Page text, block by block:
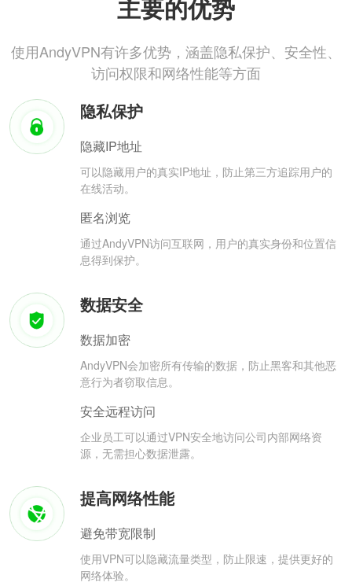
主要的优势
使用AndyVPN有许多优势，涵盖隐私保护、安全性、
访问权限和网络性能等方面
隐私保护
隐藏IP地址
可以隐藏用户的真实IP地址，防止第三方追踪用户的
在线活动。
匿名浏览
通过AndyVPN访问互联网，用户的真实身份和位置信
息得到保护。
数据安全
数据加密
AndyVPN会加密所有传输的数据，防止黑客和其他恶
意行为者窃取信息。
安全远程访问
企业员工可以通过VPN安全地访问公司内部网络资
源，无需担心数据泄露。
提高网络性能
避免带宽限制
使用VPN可以隐藏流量类型，防止限速，提供更好的
网络体验。